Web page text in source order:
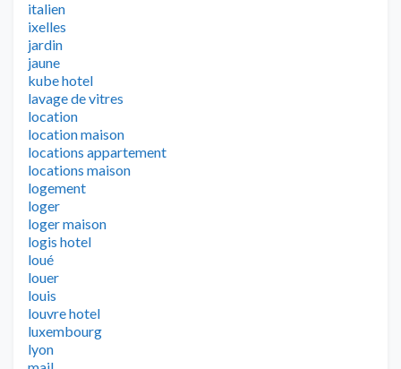
italien
ixelles
jardin
jaune
kube hotel
lavage de vitres
location
location maison
locations appartement
locations maison
logement
loger
loger maison
logis hotel
loué
louer
louis
louvre hotel
luxembourg
lyon